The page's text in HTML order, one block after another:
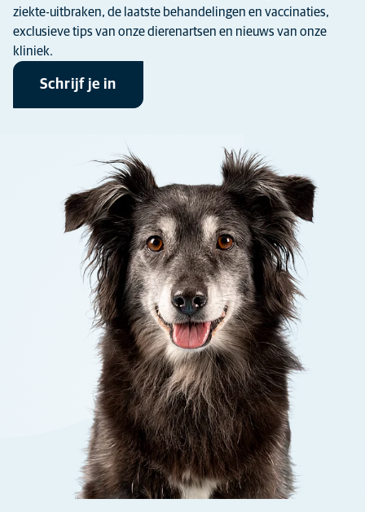
ziekte-uitbraken, de laatste behandelingen en vaccinaties,
exclusieve tips van onze dierenartsen en nieuws van onze
kliniek.
Schrijf je in